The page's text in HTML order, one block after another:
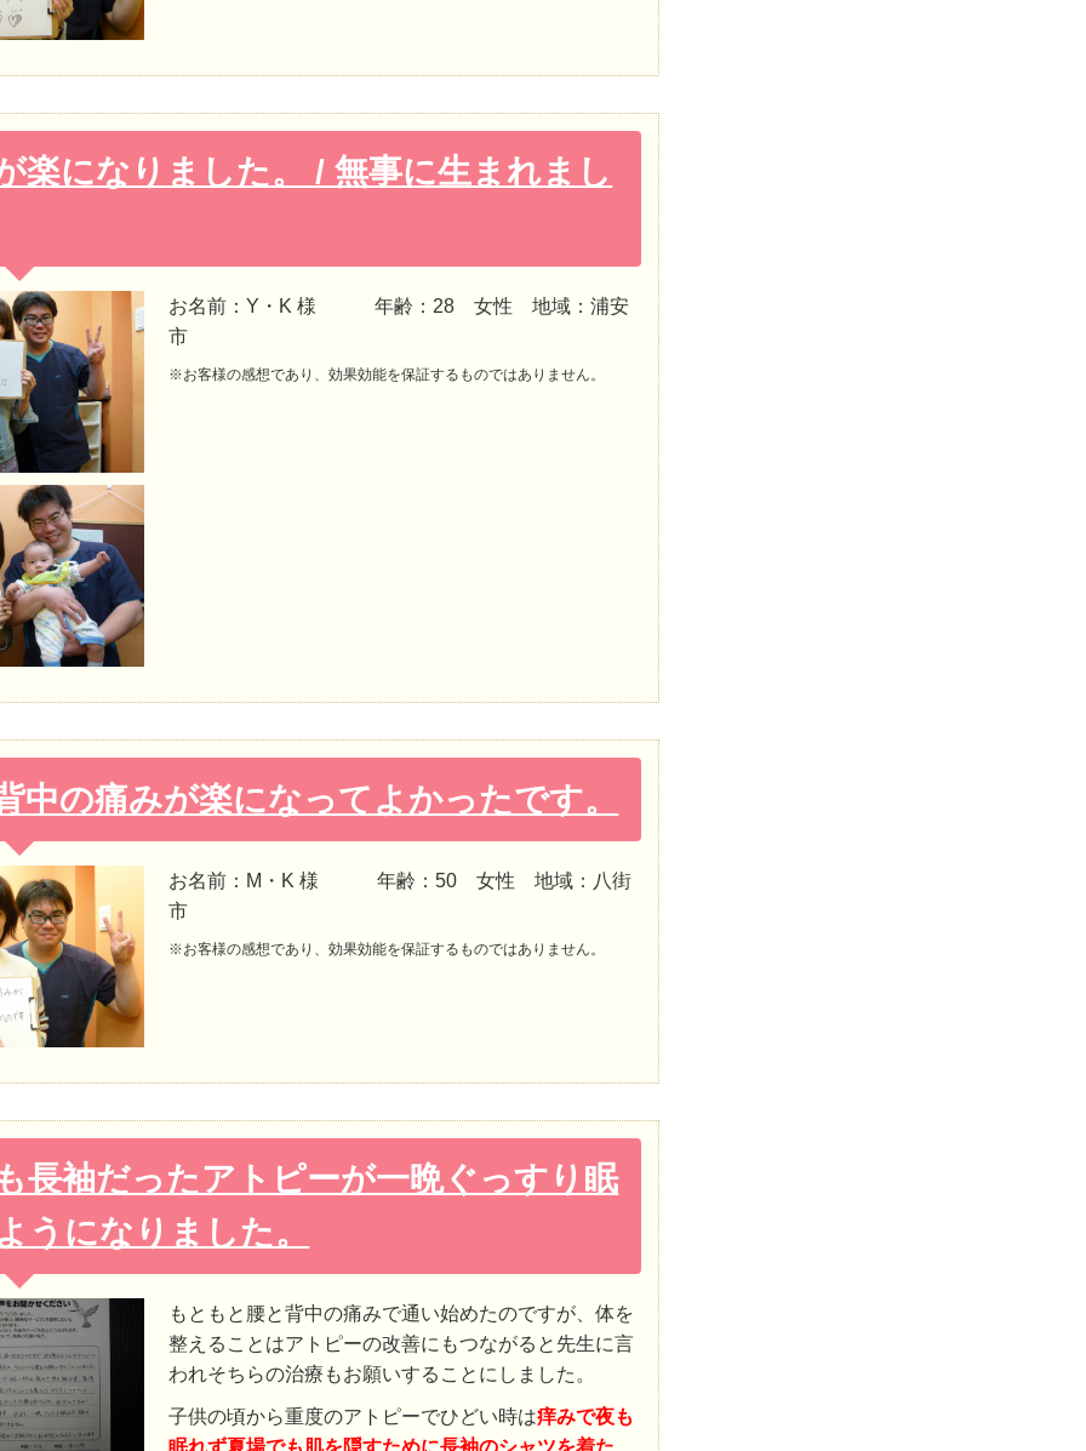
楽になりました。 / 無事に生まれまし
お名前：Y・K 様 年齢：28 女性 地域：浦安
市
※お客様の感想であり、効果効能を保証するものではありません。
中の痛みが楽になってよかったです。
お名前：M・K 様 年齢：50 女性 地域：八街
市
※お客様の感想であり、効果効能を保証するものではありません。
長袖だったアトピーが一晩ぐっすり眠
うになりました。
もともと腰と背中の痛みで通い始めたのですが、体を
整えることはアトピーの改善にもつながると先生に言
われそちらの治療もお願いすることにしました。
子供の頃から重度のアトピーでひどい時は痒みで夜も
眠れず夏場でも肌を隠すために長袖のシャツを着た